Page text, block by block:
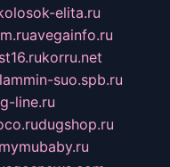
elita.ru
avegainfo.ru
korru.net
lammin-suo.spb.ru
line.ru
dugshop.ru
mymubaby.ru